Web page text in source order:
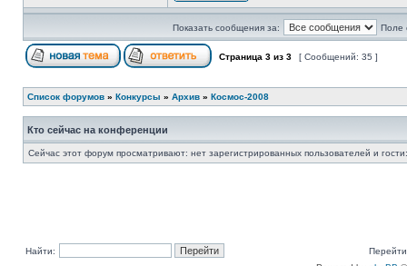
Показать сообщения за: Поле
Страница 3 из 3 [ Сообщений: 35 ]
Список форумов » Конкурсы » Архив » Космос-2008
Кто сейчас на конференции
Сейчас этот форум просматривают: нет зарегистрированных пользователей и
Найти: